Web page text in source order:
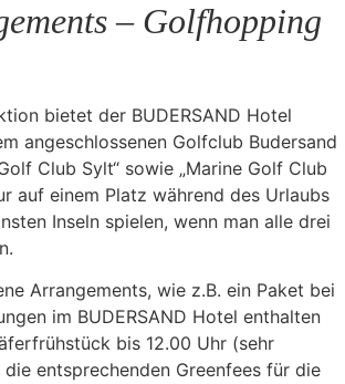
– Golfhopping
bietet der BUDERSAND Hotel
angeschlossenen Golfclub Budersand
Club Sylt“ sowie „Marine Golf Club
auf einem Platz während des Urlaubs
Inseln spielen, wenn man alle drei
Arrangements, wie z.B. ein Paket bei
im BUDERSAND Hotel enthalten
bis 12.00 Uhr (sehr
entsprechenden Greenfees für die